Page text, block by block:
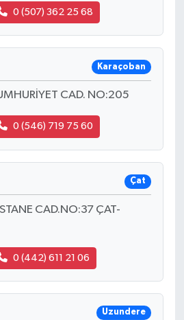
0 (507) 362 25 68
Karaçoban
CAD. NO:205
0 (546) 719 75 60
Çat
CAD.NO:37 ÇAT-
0 (442) 611 21 06
Uzundere